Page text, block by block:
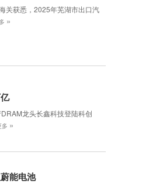
关获悉，2025年芜湖市出口汽
»
龙头长鑫科技登陆科创
多 »
能电池